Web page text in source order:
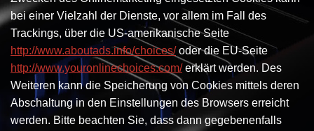
bei einer Vielzahl der Dienste, vor allem im Fall des
Trackings, über die US-amerikanische Seite
http://www.aboutads.info/choices/oder die EU-Seite
http://www.youronlinechoices.com/erklärt werden. Des
Weiteren kann die Speicherung von Cookies mittels deren
Abschaltung in den Einstellungen des Browsers erreicht
werden. Bitte beachten Sie, dass dann gegebenenfalls